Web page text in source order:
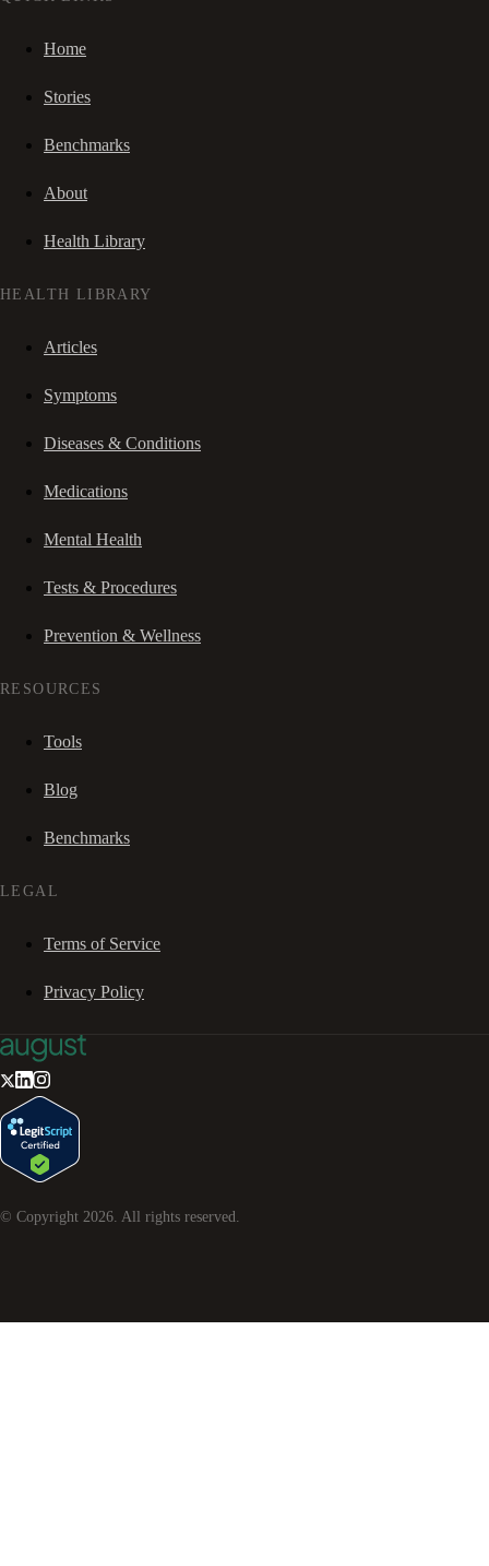
Home
Stories
Benchmarks
About
Health Library
HEALTH LIBRARY
Articles
Symptoms
Diseases & Conditions
Medications
Mental Health
Tests & Procedures
Prevention & Wellness
RESOURCES
Tools
Blog
Benchmarks
LEGAL
Terms of Service
Privacy Policy
© Copyright 2026 . All rights reserved.